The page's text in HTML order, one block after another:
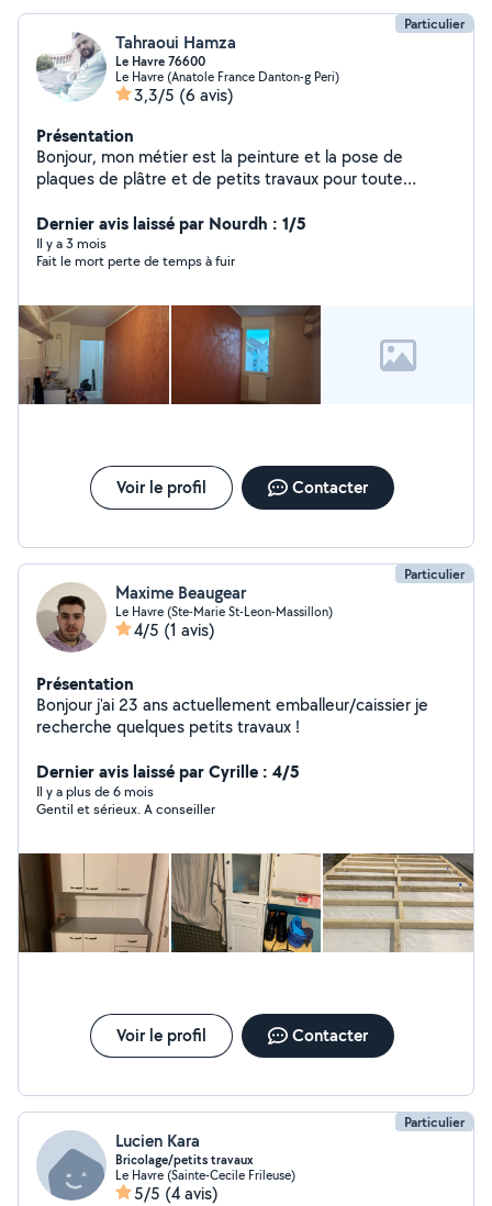
Particulier
Tahraoui Hamza
Le Havre 76600
Le Havre (Anatole France Danton-g Peri)
3,3/5 (6 avis)
Présentation
Bonjour, mon métier est la peinture et la pose de
plaques de plâtre et de petits travaux pour toute
Dernier avis laissé par Nourdh : 1/5
Il y a 3 mois
Fait le mort perte de temps à fuir
Voir le profil Contacter
Particulier
Maxime Beaugear
Le Havre (Ste-Marie St-Leon-Massillon)
4/5 (1 avis)
Présentation
Bonjour j'ai 23 ans actuellement emballeur/caissier je
recherche quelques petits travaux !
Dernier avis laissé par Cyrille : 4/5
Il y a plus de 6 mois
Gentil et sérieux. A conseiller
Voir le profil Contacter
Particulier
Lucien Kara
Bricolage/petits travaux
Le Havre (Sainte-Cecile Frileuse)
5/5 (4 avis)